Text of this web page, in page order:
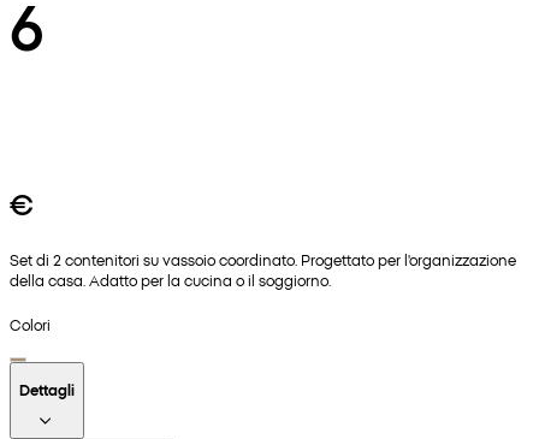
6
€
Set di 2 contenitori su vassoio coordinato. Progettato per l'organizzazione
della casa. Adatto per la cucina o il soggiorno.
Colori
Dettagli